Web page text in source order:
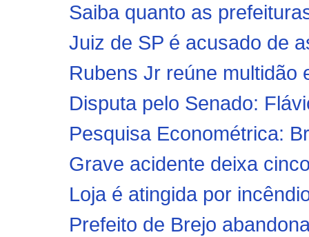
Saiba quanto as
Juiz de SP é acusado de
Rubens Jr reúne multidão
Disputa pelo Senado:
Pesquisa Econométrica:
Grave acidente deixa
Loja é atingida por
Prefeito de Brejo